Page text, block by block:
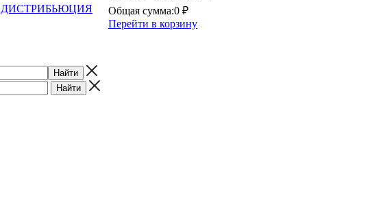
ДИСТРИБЬЮЦИЯ
Общая сумма:0 ₽
Перейти в корзину